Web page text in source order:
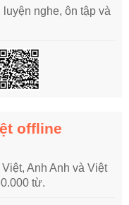
nghe, ôn tập và
offline
Anh Anh và Việt
từ.